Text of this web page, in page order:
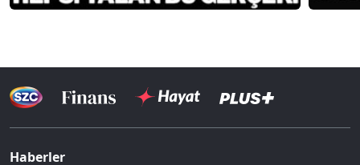
Haberler